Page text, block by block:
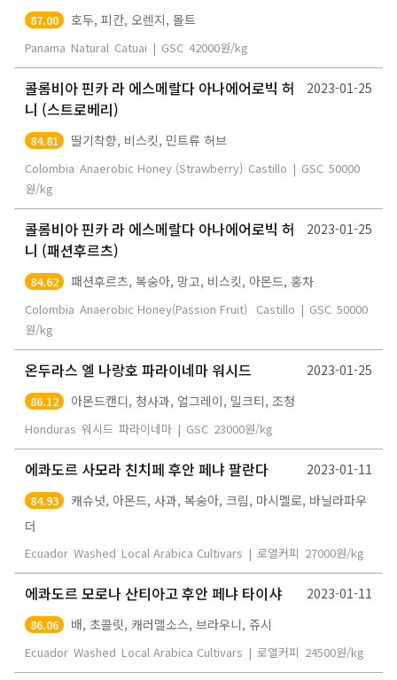
87.00 호두, 피칸, 오렌지, 몰트
Panama Natural Catuai | GSC 42000원/kg
콜롬비아 핀카 라 에스메랄다 아나에어로빅 허
니 (스트로베리)
2023-01-25
84.81 딸기착향, 비스킷, 민트류 허브
Colombia Anaerobic Honey (Strawberry) Castillo | GSC 50000
원/kg
콜롬비아 핀카 라 에스메랄다 아나에어로빅 허
니 (패션후르츠)
2023-01-25
84.62 패션후르츠, 복숭아, 망고, 비스킷, 아몬드, 홍차
Colombia Anaerobic Honey(Passion Fruit) Castillo | GSC 50000
원/kg
온두라스 엘 나랑호 파라이네마 워시드 2023-01-25
86.12 아몬드캔디, 청사과, 얼그레이, 밀크티, 조청
Honduras 워시드 파라이네마 | GSC 23000원/kg
에콰도르 사모라 친치페 후안 페냐 팔란다 2023-01-11
84.93
캐슈넛, 아몬드, 사과, 복숭아, 크림, 마시멜로, 바닐라파우
더
Ecuador Washed Local Arabica Cultivars | 로열커피 27000원/kg
에콰도르 모로나 산티아고 후안 페냐 타이샤 2023-01-11
86.06 배, 초콜릿, 캐러맬소스, 브라우니, 쥬시
Ecuador Washed Local Arabica Cultivars | 로열커피 24500원/kg